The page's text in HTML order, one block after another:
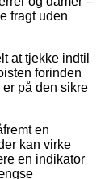
fragt uden
at tjekke indtil
forinden
på den sikre
en
kan virke
en indikator